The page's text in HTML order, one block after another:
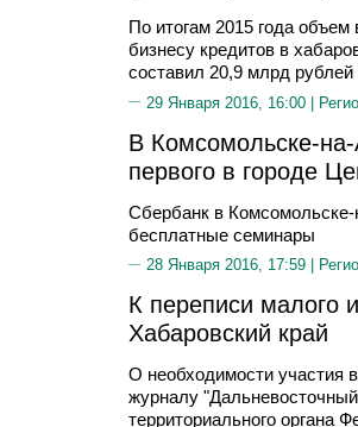
По итогам 2015 года
бизнесу кредитов в
составил 20,9 млрд рублей
29 Января 2016, 16:00 |
В Комсомольске-
первого в городе
Сбербанк в
бесплатные семинары
28 Января 2016, 17:59 |
К переписи малого
Хабаровский край
О необходимости участия
журналу
территориального органа